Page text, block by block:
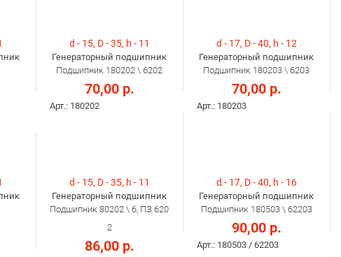
d - 15, D - 35, h - 11
Генераторный подшипник
Подшипник 180202 \ 6202
70,00 р.
Арт.: 180202
d - 17, D - 40, h - 12
Генераторный подшипник
Подшипник 180203 \ 6203
70,00 р.
Арт.: 180203
d - 15, D - 35, h - 11
Генераторный подшипник
Подшипник 80202 \ 6, ПЗ 620
2
86,00 р.
d - 17, D - 40, h - 16
Генераторный подшипник
Подшипник 180503 \ 62203
90,00 р.
Арт.: 180503 / 62203